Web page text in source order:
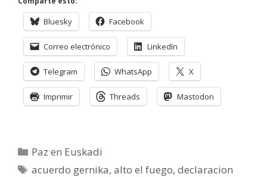
Bluesky Facebook
Correo electrónico LinkedIn
Telegram WhatsApp X
Imprimir Threads Mastodon
Categorías
Paz en Euskadi
Etiquetas
acuerdo gernika,alto el fuego,declaracion